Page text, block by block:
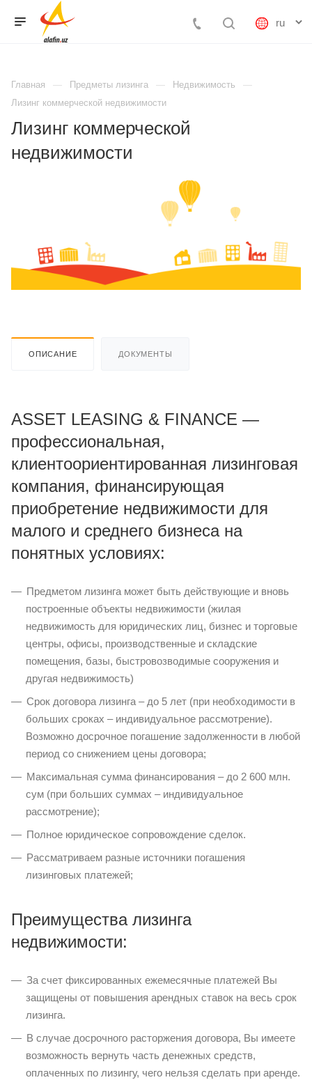
Главная Предметы лизинга
Недвижимость
Лизинг коммерческой недвижимости
Лизинг коммерческой
недвижимости
ОПИСАНИЕ ДОКУМЕНТЫ
ASSET LEASING & FINANCE —
профессиональная,
клиентоориентированная лизинговая
компания, финансирующая
приобретение недвижимости для
малого и среднего бизнеса на
понятных условиях:
Предметом лизинга может быть действующие и вновь
построенные объекты недвижимости (жилая
недвижимость для юридических лиц, бизнес и торговые
центры, офисы, производственные и складские
помещения, базы, быстровозводимые сооружения и
другая недвижимость)
Срок договора лизинга – до 5 лет (при необходимости в
бoльших сроках – индивидуальное рассмотрение).
Возможно досрочное погашение задолженности в любой
период со снижением цены договора;
Максимальная сумма финансирования – до 2 600 млн.
сум (при бoльших суммах – индивидуальное
рассмотрение);
Полное юридическое сопровождение сделок.
Рассматриваем разные источники погашения
лизинговых платежей;
Преимущества лизинга
недвижимости:
За счет фиксированных ежемесячные платежей Вы
защищены от повышения арендных ставок на весь срок
лизинга.
В случае досрочного расторжения договора, Вы имеете
возможность вернуть часть денежных средств,
оплаченных по лизингу, чего нельзя сделать при аренде.